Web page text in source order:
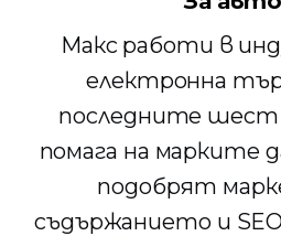
Макс работи в
електронна
последните шест
помага на марките
подобрят
съдържанието и